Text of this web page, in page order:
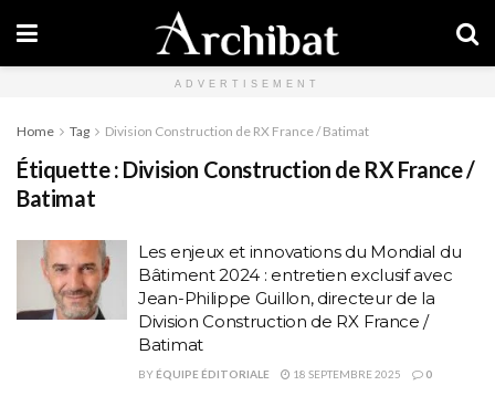
ADVERTISEMENT
Home Tag Division Construction de RX France / Batimat
Étiquette : Division Construction de RX France /
Batimat
Les enjeux et innovations du Mondial du
Bâtiment 2024 : entretien exclusif avec
Jean-Philippe Guillon, directeur de la
Division Construction de RX France /
Batimat
BY ÉQUIPE ÉDITORIALE 18 SEPTEMBRE 2025 0